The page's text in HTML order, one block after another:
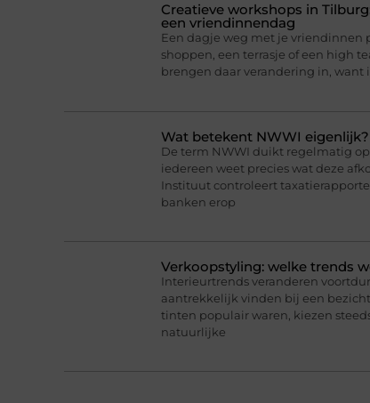
Creatieve workshops in
een vriendinnendag
Een dagje weg met je vriendinnen
shoppen, een terrasje of een high
brengen daar verandering in, want
Wat betekent NWWI eigenlijk?
De term NWWI duikt regelmatig
iedereen weet precies wat deze
Instituut controleert
banken erop
Verkoopstyling: welke trends
Interieurtrends veranderen
aantrekkelijk vinden bij een
tinten populair waren, kiezen
natuurlijke